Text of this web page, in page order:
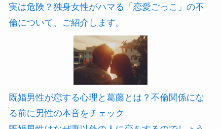
実は危険？独身女性がハマる「恋愛ごっこ」の不
倫について、ご紹介します。
既婚男性が恋する心理と葛藤とは？不倫関係にな
る前に男性の本音をチェック